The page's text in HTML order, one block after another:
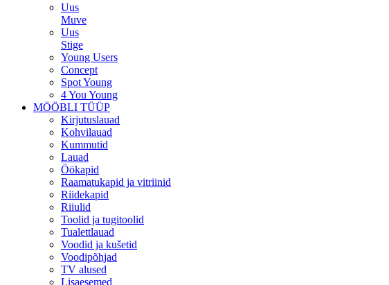
Uus
Muve
Uus
Stige
Young Users
Concept
Spot Young
4 You Young
MÖÖBLI TÜÜP
Kirjutuslauad
Kohvilauad
Kummutid
Lauad
Öökapid
Raamatukapid ja vitriinid
Riidekapid
Riiulid
Toolid ja tugitoolid
Tualettlauad
Voodid ja kušetid
Voodipõhjad
TV alused
Lisaesemed